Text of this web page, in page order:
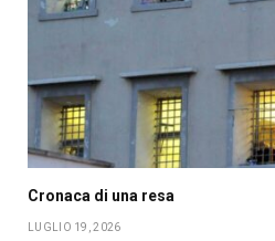
Cronaca di una resa
LUGLIO 19, 2026